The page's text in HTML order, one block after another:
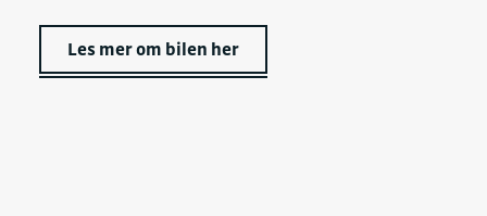
Les mer om bilen her